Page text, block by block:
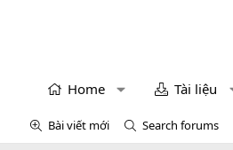
Home Tài liệu
Bài viết mới Search forums